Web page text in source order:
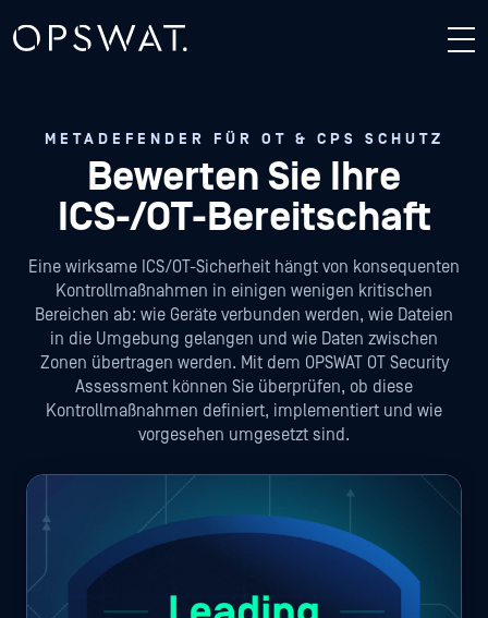
METADEFENDER FÜR OT & CPS SCHUTZ
Bewerten Sie Ihre
ICS-/OT-Bereitschaft
Eine wirksame ICS/OT-Sicherheit hängt von konsequenten
Kontrollmaßnahmen in einigen wenigen kritischen
Bereichen ab: wie Geräte verbunden werden, wie Dateien
in die Umgebung gelangen und wie Daten zwischen
Zonen übertragen werden. Mit dem OPSWAT OT Security
Assessment können Sie überprüfen, ob diese
Kontrollmaßnahmen definiert, implementiert und wie
vorgesehen umgesetzt sind.